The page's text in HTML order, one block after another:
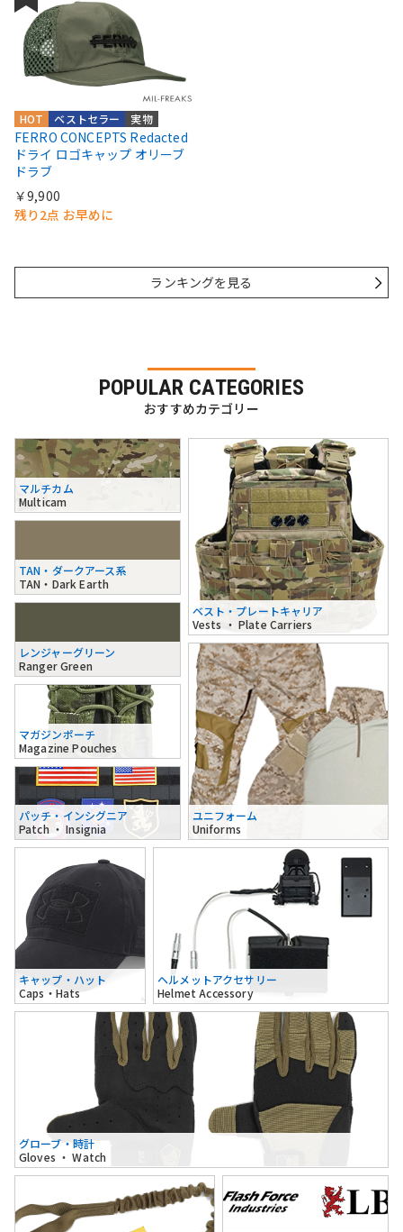
実物
ベストセラー
HOT
FERRO CONCEPTS Redacted
ドライ ロゴキャップ オリーブ
ドラブ
￥9,900
残り2点 お早めに
ランキングを見る
POPULAR CATEGORIES
おすすめカテゴリー
マルチカム
Multicam
TAN・ダークアース系
TAN・Dark Earth
レンジャーグリーン
Ranger Green
ベスト・プレートキャリア
Vests ・ Plate Carriers
マガジンポーチ
Magazine Pouches
パッチ・インシグニア
Patch ・ Insignia
ユニフォーム
Uniforms
キャップ・ハット
Caps・Hats
ヘルメットアクセサリー
Helmet Accessory
グローブ・時計
Gloves ・ Watch